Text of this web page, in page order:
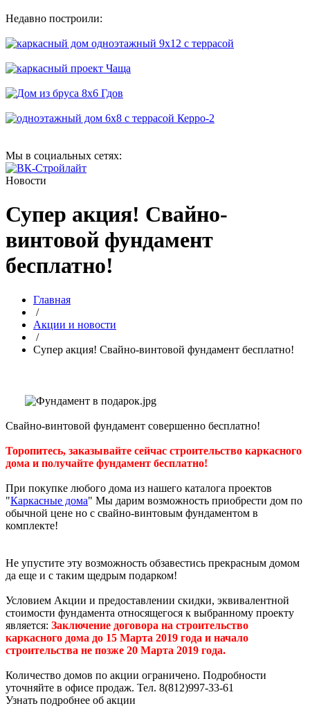
Недавно построили:
Мы в социальных сетях:
Новости
Супер акция! Свайно-
винтовой фундамент
бесплатно!
Главная
/
Акции и новости
/
Супер акция! Свайно-винтовой фундамент бесплатно!
Свайно-винтовой фундамент совершенно бесплатно!
Торопитесь, заказывайте сейчас строительство каркасного
дома и получайте фундамент бесплатно!
При покупке любого дома из нашего каталога проектов
"Каркасные дома" Мы дарим возможность приобрести дом по
обычной цене но с свайно-винтовым фундаментом в
комплекте!
Не упустите эту возможность обзавестись прекрасным домом
да еще и с таким щедрым подарком!
Условием Акции и предоставлении скидки, эквивалентной
стоимости фундамента относящегося к выбранному проекту
является: Заключение договора на строительство
каркасного дома до 15 Марта 2019 года и начало
строительства не позже 20 Марта 2019 года.
Количество домов по акции ограничено. Подробности
уточняйте в офисе продаж. Тел. 8(812)997-33-61
Узнать подробнее об акции